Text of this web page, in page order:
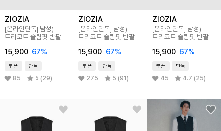
ZIOZIA
[온라인단독] 남성)
트리코트 슬림핏 반팔
15,900 67%
쿠폰 단독
85 5 (29)
ZIOZIA
[온라인단독] 남성)
트리코트 슬림핏 반팔
15,900 67%
쿠폰 단독
275 5 (91)
ZIOZIA
[온라인단독] 남성)
트리코트 슬림핏 반팔
15,900 67%
쿠폰 단독
45 4.7 (25)